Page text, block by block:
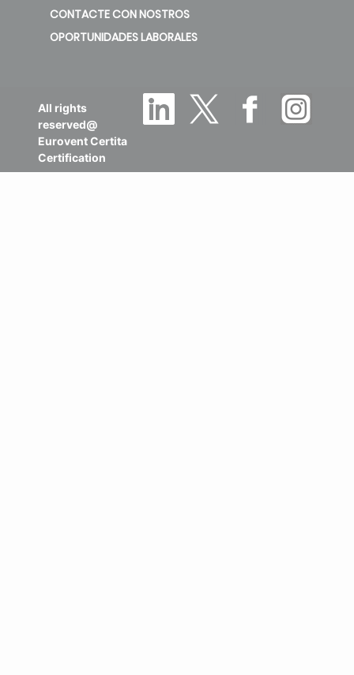
CONTACTE CON NOSTROS
OPORTUNIDADES LABORALES
All rights
reserved@
Eurovent Certita
Certification